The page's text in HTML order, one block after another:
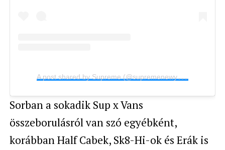
A
post shared by Supreme (@supremenewyork)
Sorban a sokadik Sup x Vans
összeborulásról van szó egyébként,
korábban Half Cabek, Sk8-Hi-ok és Erák is